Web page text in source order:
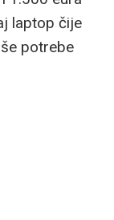
laptop čije
potrebe